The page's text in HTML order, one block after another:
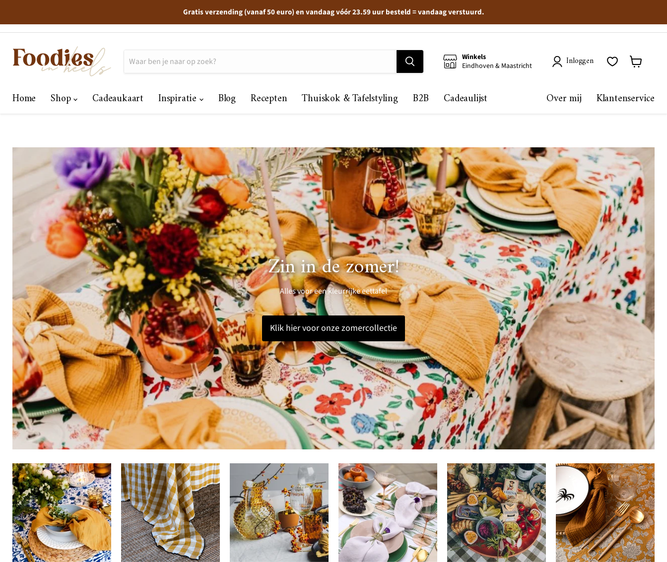
Gratis verzending (vanaf 50 euro) en vandaag vóór 23.59 uur besteld = vandaag verstuurd.
Winkels
Eindhoven & Maastricht
Inloggen
Home Shop Cadeaukaart Inspiratie Blog Recepten Thuiskok & Tafelstyling B2B Cadeaulijst Over mij Klantenservice
Zin in de zomer!
Alles voor een kleurrijke eettafel
Klik hier voor onze zomercollectie